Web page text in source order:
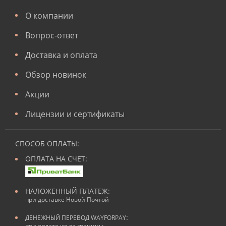
О компании
Вопрос-ответ
Доставка и оплата
Обзор новинок
Акции
Лицензии и сертификаты
СПОСОБ ОПЛАТЫ:
ОПЛАТА НА СЧЕТ:
НАЛОЖЕННЫЙ ПЛАТЕЖ:
при доставке Новой Почтой
ДЕНЕЖНЫЙ ПЕРЕВОД WAYFORPAY: